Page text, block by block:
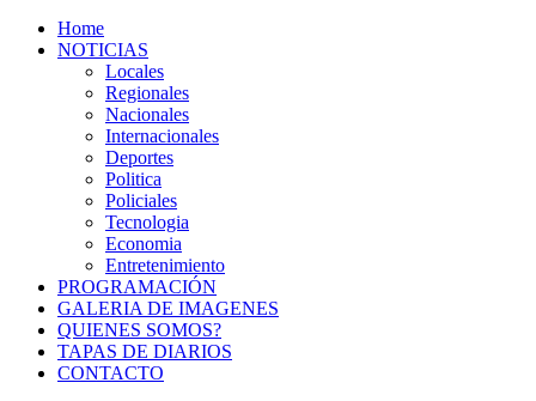
Home
NOTICIAS
Locales
Regionales
Nacionales
Internacionales
Deportes
Politica
Policiales
Tecnologia
Economia
Entretenimiento
PROGRAMACIÓN
GALERIA DE IMAGENES
QUIENES SOMOS?
TAPAS DE DIARIOS
CONTACTO